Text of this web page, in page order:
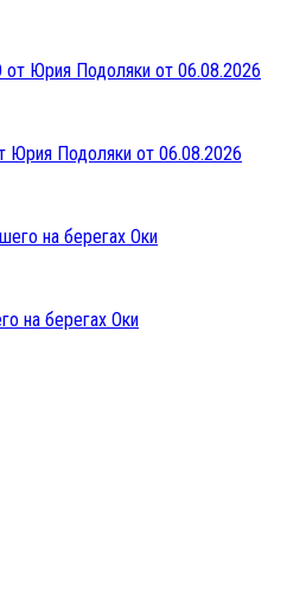
Юрия Подоляки от 06.08.2026
на берегах Оки